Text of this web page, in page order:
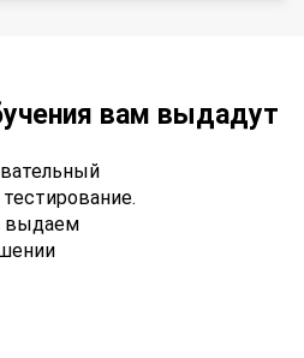
вам выдадут
выдаем